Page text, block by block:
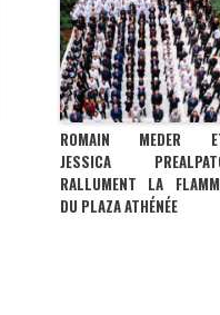
ROMAIN MEDER
JESSICA
RALLUMENT LA
DU PLAZA ATHÉNÉE